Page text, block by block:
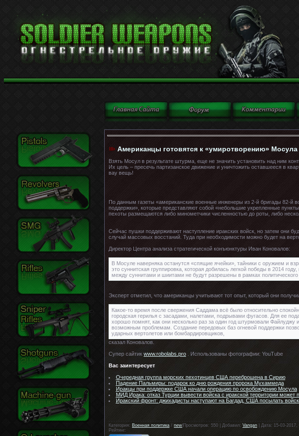
Американцы готовятся к «умиротворению»
Взять Мосул в результате штурма, еще не значить установить над ним
Их цель – пресечь партизанское движение и уничтожить оставшееся в
вау вещь!
По данным газеты «американские военные инженеры из 2-й бригады 82-й
поддержки», которые представляют собой «небольшие укрепленные
пехоты размещаются либо минометчики численностью до роты, либо
Сейчас пушки поддерживают наступление иракских войск, но затем они
случай массовых восстаний. Туда при необходимости можно будет на
Директор Центра анализа стратегической конъюнктуры Иван Коновалов:
В Мосуле наверняка останутся «спящие ячейки», тайники с оружием и
это суннитская группировка, которая добилась легкой победы в 2014
между суннитами и шиитами не будут разрешены в рамках
Эксперт отметил, что американцы учитывают тот опыт, который они
Какое-то время после свержения Саддама всё было относительно
городская герилья с засадами, налетами, подрывами фугасов. Для ее
хорошо помнят, как они несколько раз за один год штурмовали Файлуджу
возможным проблемам. Создание передовых баз огневой поддержки
ударных вертолетов или бомбардировщиков,
сказал Коновалов.
Супер сайтик www.robolabs.pro . Использованы фотографии: YouTube
Вас заинтересует
Очередная группа морских пехотинцев США переброшена в Сирию
Падение Пальмиры: подарок ко дню рождения пророка Мухаммеда
Иракцы при поддержке США начали операцию по освобождению Мосула
МИД Ирака: отказ Турции вывести войска с иракской территории
Иракский фронт: джихадисты наступают на Багдад, США посылать
Категория: Военная политика / new |Просмотров: 550 | Добавил: Vangan | Дата: 15-03-2017,
Рейтинг: